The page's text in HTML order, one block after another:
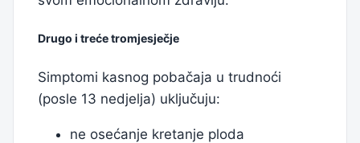
Drugo i treće tromjesječje
Simptomi kasnog pobačaja u trudnoći
(posle 13 nedjelja) uključuju:
ne osećanje kretanje ploda